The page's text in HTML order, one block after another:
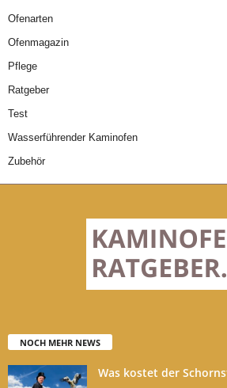
Ofenarten
Ofenmagazin
Pflege
Ratgeber
Test
Wasserführender Kaminofen
Zubehör
NOCH MEHR NEWS
Was kostet der